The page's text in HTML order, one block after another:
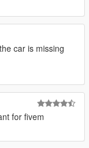
car is missing
for fivem